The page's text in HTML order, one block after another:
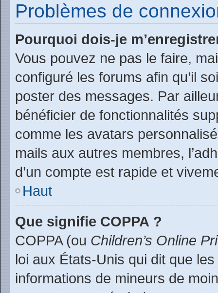
Problèmes de
Pourquoi dois-je
Vous pouvez ne pas le faire,
configuré les forums afin qu’il
poster des messages. Par
bénéficier de fonctionnalités
comme les avatars
mails aux autres membres,
d’un compte est rapide et
Haut
Que signifie COPPA ?
COPPA (ou Children’s Online
loi aux États-Unis qui dit que
informations de mineurs de